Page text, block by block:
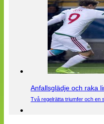
Anfallsglädje och raka
Två regelrätta triumfer och en